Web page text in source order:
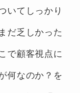
いてしっかり
だ乏しかった
で顧客視点に
何なのか？を